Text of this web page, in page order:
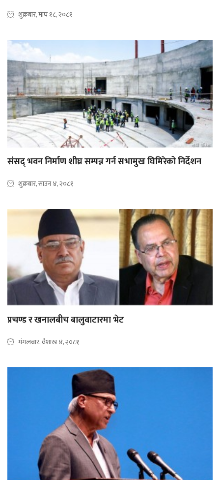
शुक्रबार, माघ १८, २०८१
संसद् भवन निर्माण शीघ्र सम्पन्न गर्न सभामुख घिमिरेको निर्देशन
शुक्रबार, साउन ४, २०८१
प्रचण्ड र खनालबीच बालुवाटारमा भेट
मंगलबार, वैशाख ४, २०८१